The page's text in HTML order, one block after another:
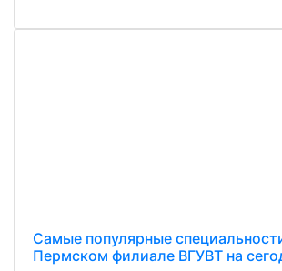
Самые популярные
Пермском филиале ВГУВТ на